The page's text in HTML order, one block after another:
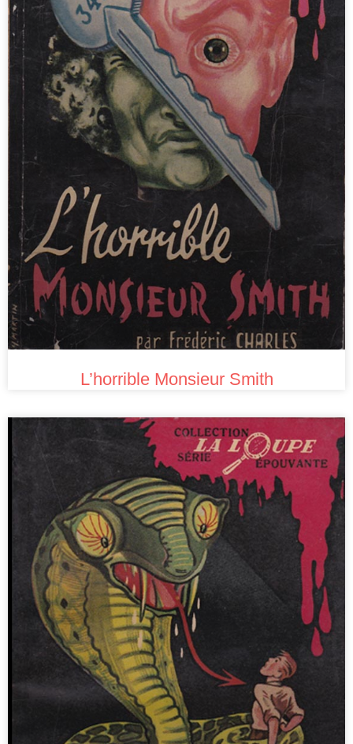
L’horrible Monsieur Smith